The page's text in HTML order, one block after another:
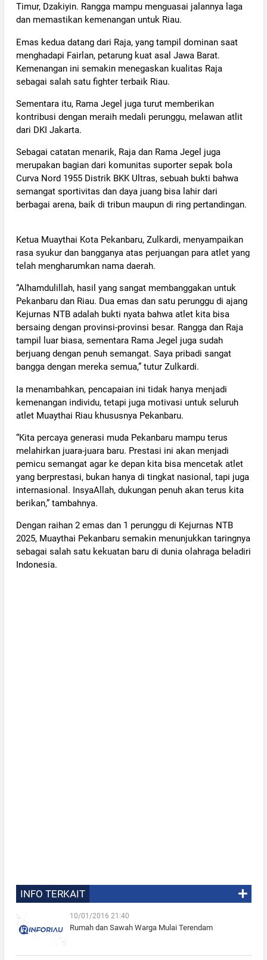
Timur, Dzakiyin. Rangga mampu menguasai jalannya laga
dan memastikan kemenangan untuk Riau.
Emas kedua datang dari Raja, yang tampil dominan saat
menghadapi Fairlan, petarung kuat asal Jawa Barat.
Kemenangan ini semakin menegaskan kualitas Raja
sebagai salah satu fighter terbaik Riau.
Sementara itu, Rama Jegel juga turut memberikan
kontribusi dengan meraih medali perunggu, melawan atlit
dari DKI Jakarta.
Sebagai catatan menarik, Raja dan Rama Jegel juga
merupakan bagian dari komunitas suporter sepak bola
Curva Nord 1955 Distrik BKK Ultras, sebuah bukti bahwa
semangat sportivitas dan daya juang bisa lahir dari
berbagai arena, baik di tribun maupun di ring pertandingan.
Ketua Muaythai Kota Pekanbaru, Zulkardi, menyampaikan
rasa syukur dan bangganya atas perjuangan para atlet yang
telah mengharumkan nama daerah.
“Alhamdulillah, hasil yang sangat membanggakan untuk
Pekanbaru dan Riau. Dua emas dan satu perunggu di ajang
Kejurnas NTB adalah bukti nyata bahwa atlet kita bisa
bersaing dengan provinsi-provinsi besar. Rangga dan Raja
tampil luar biasa, sementara Rama Jegel juga sudah
berjuang dengan penuh semangat. Saya pribadi sangat
bangga dengan mereka semua,” tutur Zulkardi.
Ia menambahkan, pencapaian ini tidak hanya menjadi
kemenangan individu, tetapi juga motivasi untuk seluruh
atlet Muaythai Riau khususnya Pekanbaru.
“Kita percaya generasi muda Pekanbaru mampu terus
melahirkan juara-juara baru. Prestasi ini akan menjadi
pemicu semangat agar ke depan kita bisa mencetak atlet
yang berprestasi, bukan hanya di tingkat nasional, tapi juga
internasional. InsyaAllah, dukungan penuh akan terus kita
berikan,” tambahnya.
Dengan raihan 2 emas dan 1 perunggu di Kejurnas NTB
2025, Muaythai Pekanbaru semakin menunjukkan taringnya
sebagai salah satu kekuatan baru di dunia olahraga beladiri
Indonesia.
INFO TERKAIT
10/01/2016 21:40
Rumah dan Sawah Warga Mulai Terendam